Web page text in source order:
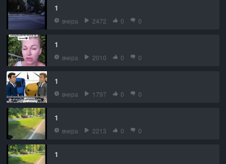
1
вчера 2472 0 0
1
вчера 2010 0 0
1
вчера 1797 0 0
1
вчера 2213 0 0
1